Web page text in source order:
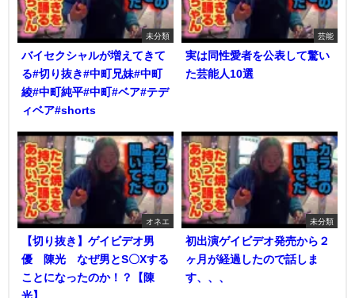
未分類
バイセクシャルが増えてきて
る#切り抜き#中町兄妹#中町
綾#中町純平#中町#ベア#テデ
ィベア#shorts
芸能
実は同性愛者を公表して驚い
た芸能人10選
オネエ
【切り抜き】ゲイビデオ男
優 陳光 なぜ男とS〇Xする
ことになったのか！？【陳
光】
未分類
初出演ゲイビデオ発売から２
ヶ月が経過したので話しま
す、、、